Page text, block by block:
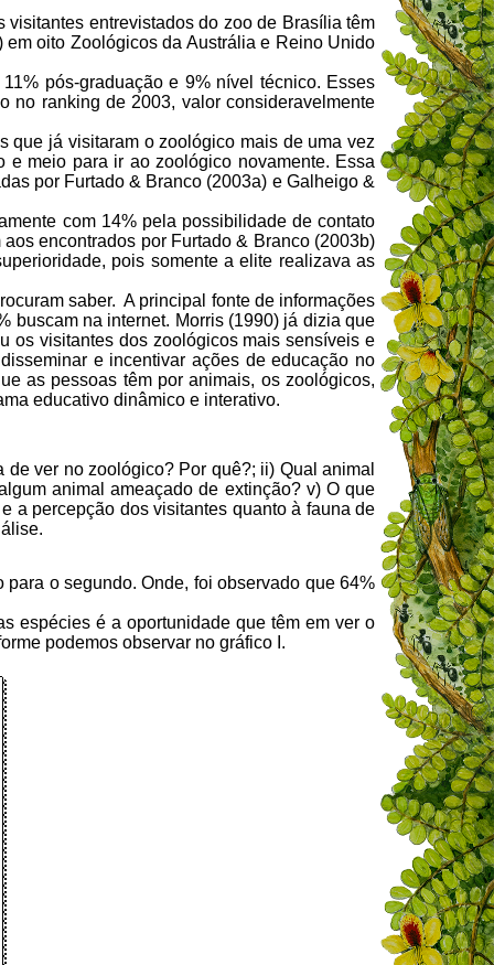
entrevistados do zoo de Brasília têm
oito Zoológicos da Austrália e Reino Unido
pós-graduação e 9% nível técnico. Esses
no ranking de 2003, valorconsideravelmente
que já visitaram o zoológico mais de uma vez
meio para ir ao zoológico novamente. Essa
por Furtado & Branco (2003a) e Galheigo &
com 14% pela possibilidade de contato
encontrados por Furtado & Branco (2003b)
pois somente a elite realizava as
saber. A principal fonte de informações
buscam na internet. Morris (1990) já dizia que
os visitantes dos zoológicos mais sensíveis e
e incentivar ações de educação no
as pessoas têm por animais, os zoológicos,
educativo dinâmico e interativo.
ver no zoológico? Por quê?; ii) Qual animal
animal ameaçado de extinção? v) O que
a percepção dos visitantes quanto à fauna de
o segundo. Onde, foi observado que 64%
espécies é a oportunidade que têm em ver o
podemos observar no gráfico I.